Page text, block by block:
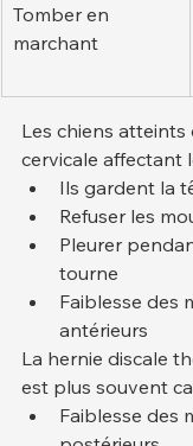
Tomber en
marchant
Les chiens atteints
cervicale affectant
Ils gardent la
Refuser les
Pleurer
tourne
Faiblesse des
antérieurs
La hernie discale
est plus souvent
Faiblesse des